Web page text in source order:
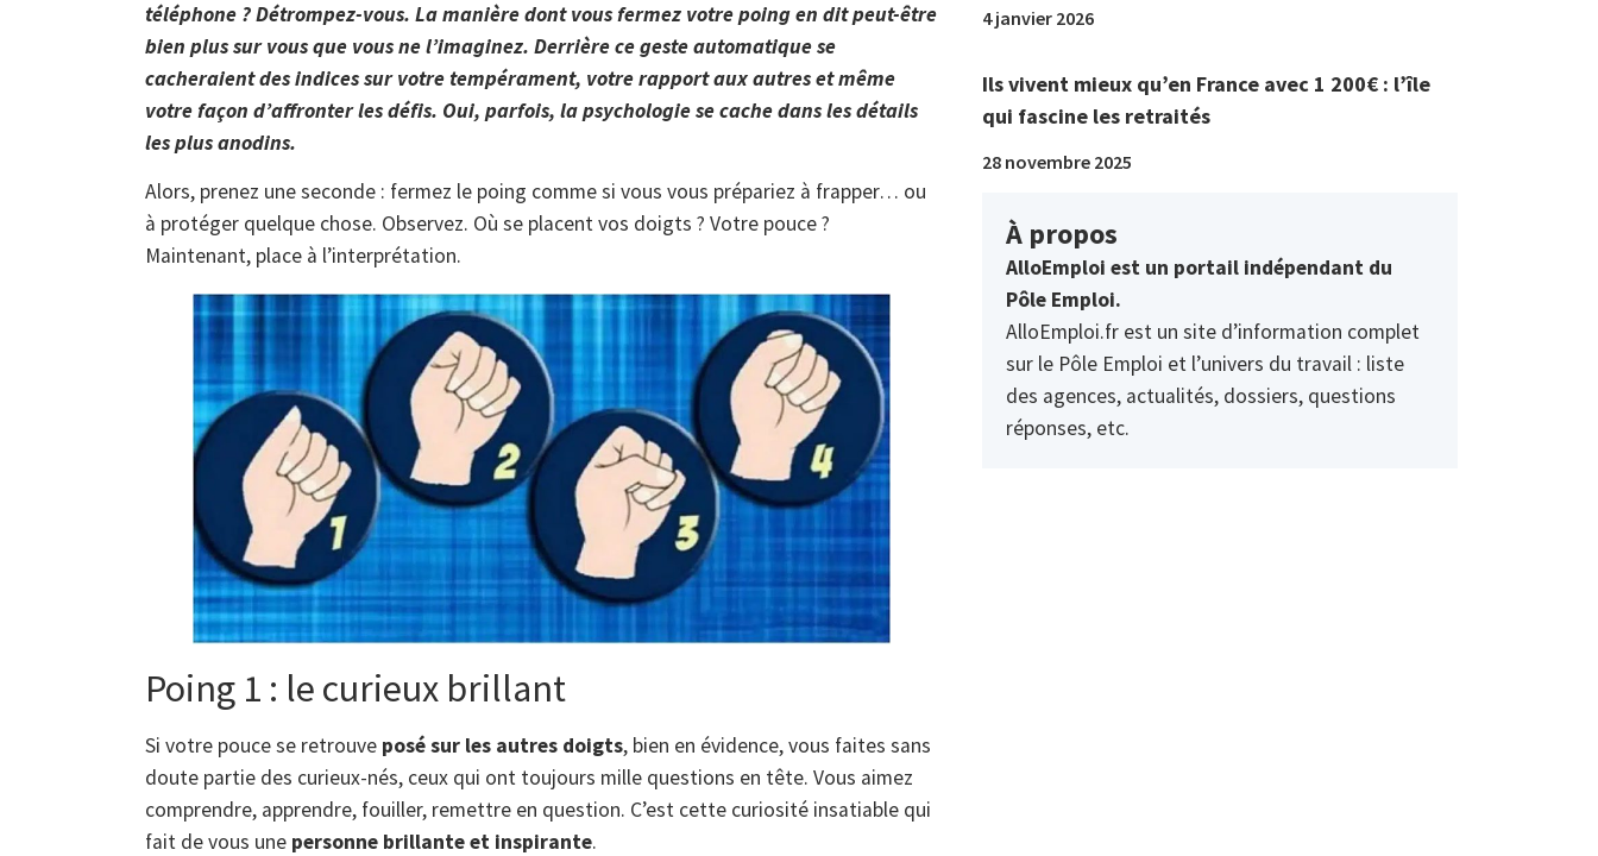
téléphone ? Détrompez-vous. La manière dont vous fermez votre poing en dit peut-être
bien plus sur vous que vous ne l’imaginez. Derrière ce geste automatique se
cacheraient des indices sur votre tempérament, votre rapport aux autres et même
votre façon d’affronter les défis. Oui, parfois, la psychologie se cache dans les détails
les plus anodins.
Alors, prenez une seconde : fermez le poing comme si vous vous prépariez à frapper… ou
à protéger quelque chose. Observez. Où se placent vos doigts ? Votre pouce ?
Maintenant, place à l’interprétation.
Poing 1 : le curieux brillant
Si votre pouce se retrouve posé sur les autres doigts, bien en évidence, vous faites sans
doute partie des curieux-nés, ceux qui ont toujours mille questions en tête. Vous aimez
comprendre, apprendre, fouiller, remettre en question. C’est cette curiosité insatiable qui
fait de vous une personne brillante et inspirante.
4 janvier 2026
Ils vivent mieux qu’en France avec 1 200€ : l’île
qui fascine les retraités
28 novembre 2025
À propos
AlloEmploi est un portail indépendant du
Pôle Emploi.
AlloEmploi.fr est un site d’information complet
sur le Pôle Emploi et l’univers du travail : liste
des agences, actualités, dossiers, questions
réponses, etc.